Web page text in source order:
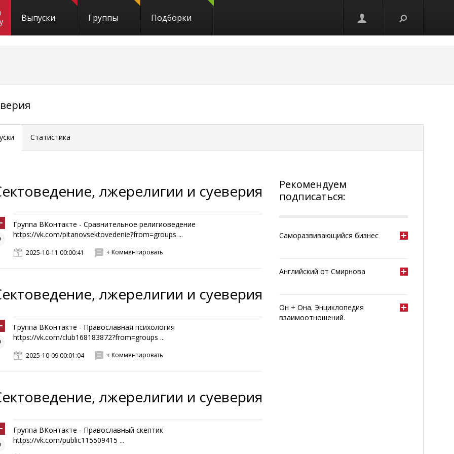
Выпуски Группы Подборки
Статистика
лжерелигии и суеверия
Группа ВКонтакте - Сравнительное религиоведение
https://vk.com/pitanovsektovedenie?from=groups ...
2025-10-11 00:00:41 + Комментировать
лжерелигии и суеверия
Группа ВКонтакте - Православная психология
https://vk.com/club168183872?from=groups ...
2025-10-09 00:01:04 + Комментировать
лжерелигии и суеверия
Группа ВКонтакте - Православный скептик
https://vk.com/public115509415 ...
Рекомендуем
подписаться:
Саморазвивающийся бизнес
Английский от Смирнова
Он + Она. Энциклопедия
взаимоотношений.